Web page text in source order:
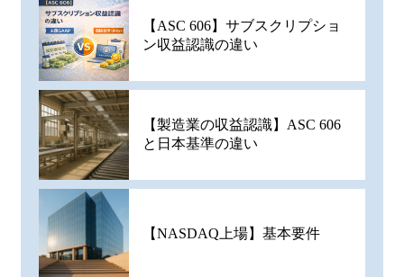
【ASC 606】サブスクリプショ
ン収益認識の違い
【製造業の収益認識】ASC 606
と日本基準の違い
【NASDAQ上場】基本要件